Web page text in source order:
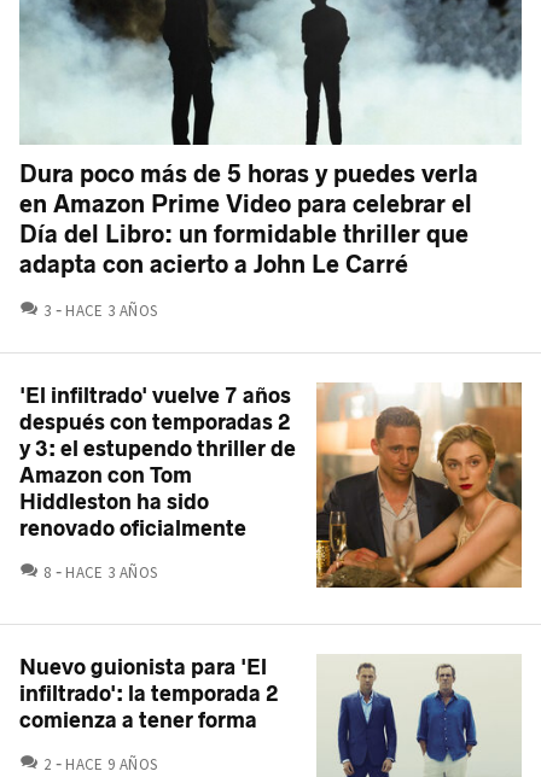
Dura poco más de 5 horas y puedes verla
en Amazon Prime Video para celebrar el
Día del Libro: un formidable thriller que
adapta con acierto a John Le Carré
3 COMENTARIOS
HACE 3 AÑOS
'El infiltrado' vuelve 7 años
después con temporadas 2
y 3: el estupendo thriller de
Amazon con Tom
Hiddleston ha sido
renovado oficialmente
8 COMENTARIOS
HACE 3 AÑOS
Nuevo guionista para 'El
infiltrado': la temporada 2
comienza a tener forma
2 COMENTARIOS
HACE 9 AÑOS